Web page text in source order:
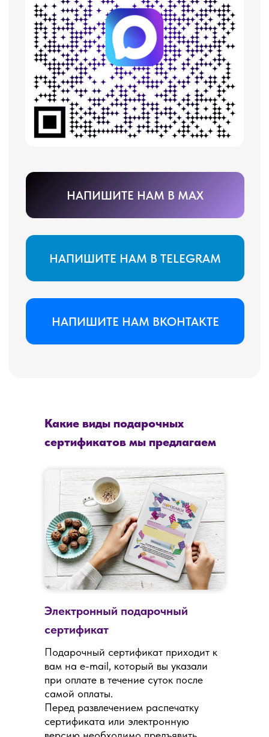
Какие виды подарочных
сертификатов мы предлагаем
Электронный подарочный
сертификат
Подарочный сертификат приходит к
вам на e-mail, который вы указали
при оплате в течение суток после
самой оплаты.
Перед развлечением распечатку
сертификата или электронную